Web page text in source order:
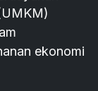
ekonomi